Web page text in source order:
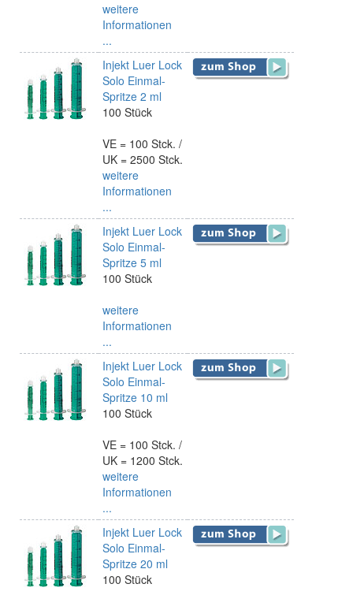
weitere
Informationen
...
Injekt Luer Lock
Solo Einmal-
Spritze 2 ml
100 Stück
VE = 100 Stck. /
UK = 2500 Stck.
weitere
Informationen
...
Injekt Luer Lock
Solo Einmal-
Spritze 5 ml
100 Stück
weitere
Informationen
...
Injekt Luer Lock
Solo Einmal-
Spritze 10 ml
100 Stück
VE = 100 Stck. /
UK = 1200 Stck.
weitere
Informationen
...
Injekt Luer Lock
Solo Einmal-
Spritze 20 ml
100 Stück